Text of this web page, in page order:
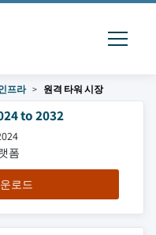
프라 원격 타워 시장
to 2032
폼
로드